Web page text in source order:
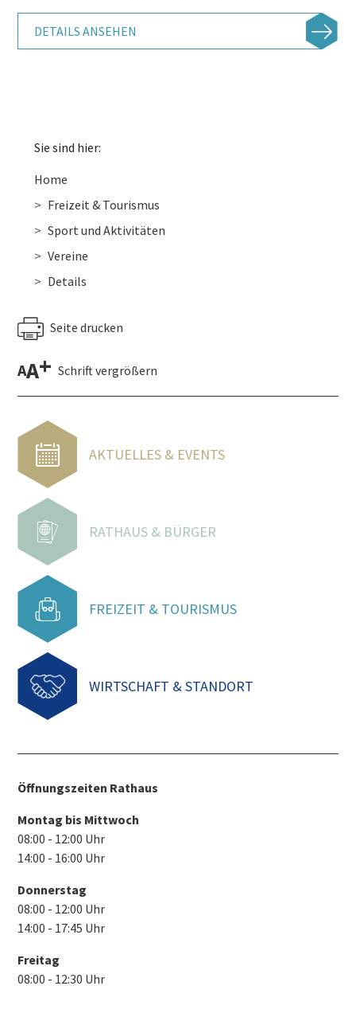
DETAILS ANSEHEN
Sie sind hier:
Home
Freizeit & Tourismus
Sport und Aktivitäten
Vereine
Details
Seite drucken
AA+ Schrift vergrößern
AKTUELLES & EVENTS
RATHAUS & BÜRGER
FREIZEIT & TOURISMUS
WIRTSCHAFT & STANDORT
Öffnungszeiten Rathaus
Montag bis Mittwoch
08:00 - 12:00 Uhr
14:00 - 16:00 Uhr
Donnerstag
08:00 - 12:00 Uhr
14:00 - 17:45 Uhr
Freitag
08:00 - 12:30 Uhr